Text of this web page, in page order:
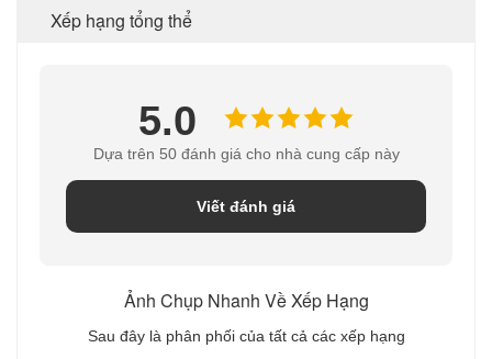
Xếp hạng tổng thể
5.0
Dựa trên 50 đánh giá cho nhà cung cấp này
Viết đánh giá
Ảnh Chụp Nhanh Về Xếp Hạng
Sau đây là phân phối của tất cả các xếp hạng